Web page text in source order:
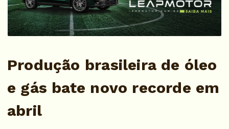
Produção brasileira de óleo
e gás bate novo recorde em
abril